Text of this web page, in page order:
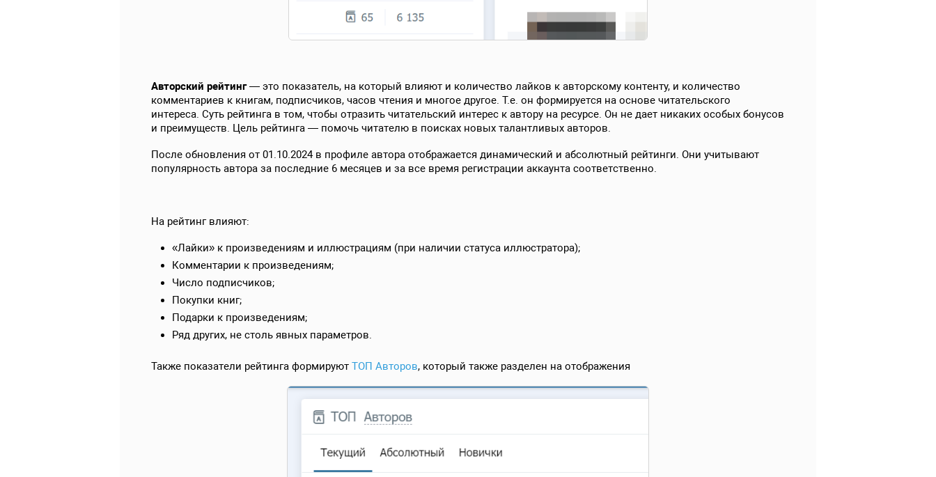
Авторский рейтинг— это показатель, на который влияют и количество лайков к авторскому контенту, и количество
комментариев к книгам, подписчиков, часов чтения и многое другое. Т.е. он формируется на основе читательского
интереса. Суть рейтинга в том, чтобы отразить читательский интерес к автору на ресурсе. Он не дает никаких особых бонусов
и преимуществ. Цель рейтинга — помочь читателю в поисках новых талантливых авторов.
После обновления от 01.10.2024 в профиле автора отображается динамический и абсолютный рейтинги. Они учитывают
популярность автора за последние 6 месяцев и за все время регистрации аккаунта соответственно.
На рейтинг влияют:
«Лайки» к произведениям и иллюстрациям (при наличии статуса иллюстратора);
Комментарии к произведениям;
Число подписчиков;
Покупки книг;
Подарки к произведениям;
Ряд других, не столь явных параметров.
Также показатели рейтинга формируют ТОП Авторов, который также разделен на отображения